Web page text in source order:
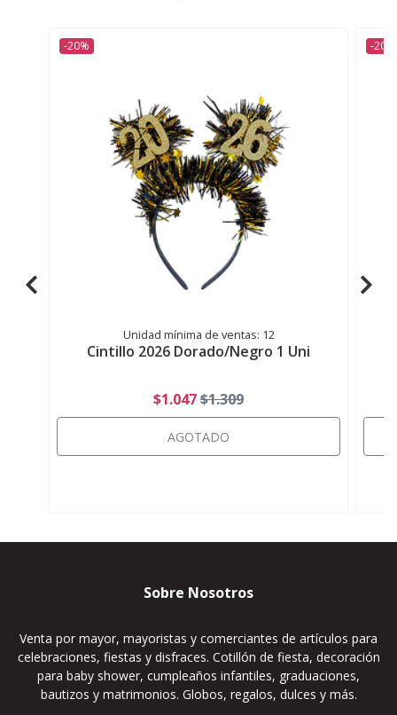
-20%
Unidad mínima de ventas: 12
Cintillo 2026 Dorado/Negro 1 Uni
$1.047$1.309
AGOTADO
-20%
Sobre Nosotros
Venta por mayor, mayoristas y comerciantes de artículos para
celebraciones, fiestas y disfraces. Cotillón de fiesta, decoración
para baby shower, cumpleaños infantiles, graduaciones,
bautizos y matrimonios. Globos, regalos, dulces y más.